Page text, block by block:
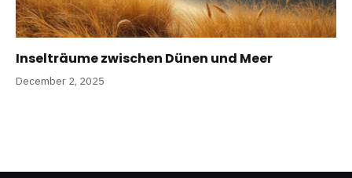
Inselträume zwischen Dünen und Meer
December 2, 2025